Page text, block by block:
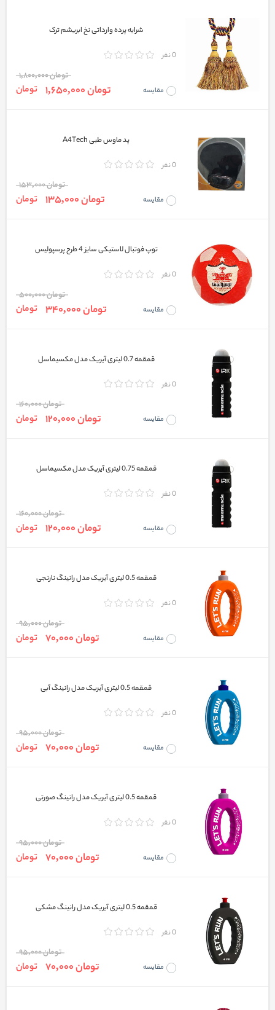
شرابه پرده وارداتی نخ ابریشم ترک
0 نفر
مقایسه
تومان 1,800,000
تومان 1,650,000 تومان
پد ماوس طبی A4Tech
0 نفر
مقایسه
تومان 153,000
تومان 135,000 تومان
توپ فوتبال لاستیکی سایز 4 طرح پرسپولیس
0 نفر
مقایسه
تومان 500,000
تومان 340,000 تومان
قمقمه 0.7 لیتری آیریک مدل مکسیماسل
0 نفر
مقایسه
تومان 160,000
تومان 120,000 تومان
قمقمه 0.75 لیتری آیریک مدل مکسیماسل
0 نفر
مقایسه
تومان 160,000
تومان 120,000 تومان
قمقمه 0.5 لیتری آیریک مدل رانینگ نارنجی
0 نفر
مقایسه
تومان 95,000
تومان 70,000 تومان
قمقمه 0.5 لیتری آیریک مدل رانینگ آبی
0 نفر
مقایسه
تومان 95,000
تومان 70,000 تومان
قمقمه 0.5 لیتری آیریک مدل رانینگ صورتی
0 نفر
مقایسه
تومان 95,000
تومان 70,000 تومان
قمقمه 0.5 لیتری آیریک مدل رانینگ مشکی
0 نفر
مقایسه
تومان 95,000
تومان 70,000 تومان